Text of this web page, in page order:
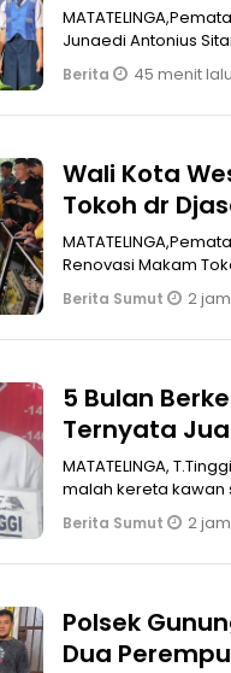
MATATELINGA,Pematangsiantar Sekretaris Daerah
Junaedi Antonius
Berita 45 menit lalu
Wali Kota
Tokoh dr
Renovasi Makam
Berita Sumut 2
5 Bulan
MATATELINGA,
malah kereta kawan
Berita Sumut 2
Polsek
Dua